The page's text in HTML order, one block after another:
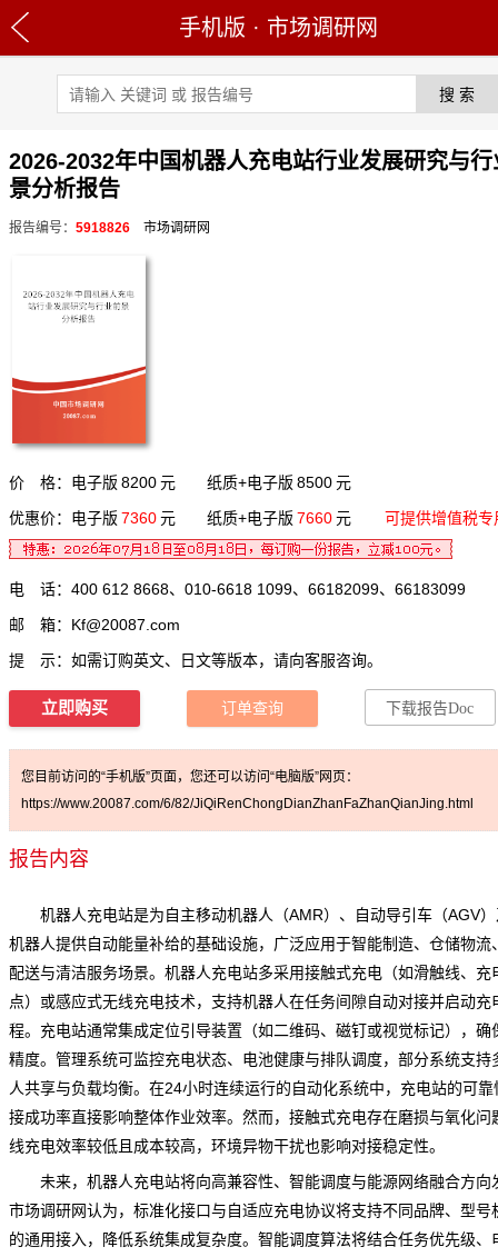
手机版 · 市场调研网
2026-2032年中国机器人充电站行业发展研究与行
景分析报告
报告编号： 5918826 市场调研网
价 格：电子版 8200 元 纸质+电子版 8500 元
优惠价：电子版 7360 元 纸质+电子版 7660 元 可提供增值税专
电 话：400 612 8668、010-6618 1099、66182099、66183099
邮 箱： Kf@20087.com
提 示：如需订购英文、日文等版本，请向客服咨询。
立即购买 订单查询 下载报告Doc
您目前访问的“手机版”页面，您还可以访问“电脑版”网页：
https://www.20087.com/6/82/JiQiRenChongDianZhanFaZhanQianJing.html
报告内容
机器人充电站是为自主移动机器人（AMR）、自动导引车（AGV）
机器人提供自动能量补给的基础设施，广泛应用于智能制造、仓储物流
配送与清洁服务场景。机器人充电站多采用接触式充电（如滑触线、充
点）或感应式无线充电技术，支持机器人在任务间隙自动对接并启动充
程。充电站通常集成定位引导装置（如二维码、磁钉或视觉标记），确
精度。管理系统可监控充电状态、电池健康与排队调度，部分系统支持
人共享与负载均衡。在24小时连续运行的自动化系统中，充电站的可靠
接成功率直接影响整体作业效率。然而，接触式充电存在磨损与氧化问
线充电效率较低且成本较高，环境异物干扰也影响对接稳定性。
未来，机器人充电站将向高兼容性、智能调度与能源网络融合方向
市场调研网认为，标准化接口与自适应充电协议将支持不同品牌、型号
的通用接入，降低系统集成复杂度。智能调度算法将结合任务优先级、